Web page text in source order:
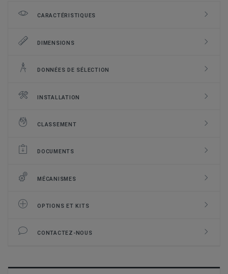
CARACTÉRISTIQUES
DIMENSIONS
DONNÉES DE SÉLECTION
INSTALLATION
CLASSEMENT
DOCUMENTS
MÉCANISMES
OPTIONS ET KITS
CONTACTEZ-NOUS